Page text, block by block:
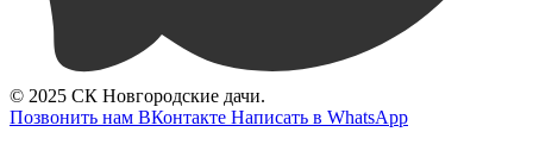
© 2025 СК Новгородские дачи.
Позвонить нам ВКонтакте Написать в WhatsApp